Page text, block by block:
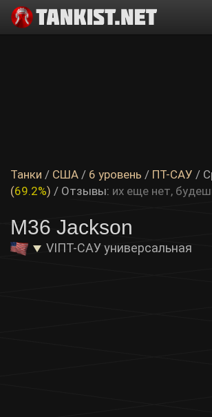
Танки / США / 6 уровень / ПТ-САУ /
(69.2%) / Отзывы: их еще нет,
M36 Jackson
VIПТ-САУ универсальная